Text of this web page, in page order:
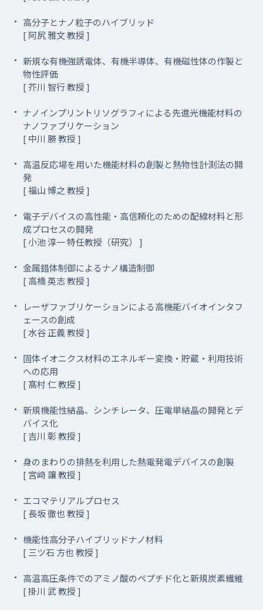
高分子とナノ粒子のハイブリッド
[ 阿尻 雅文 教授 ]
新規な有機強誘電体、有機半導体、有機磁性体の作製と
物性評価
[ 芥川 智行 教授 ]
ナノインプリントリソグラフィによる先進光機能材料の
ナノファブリケーション
[ 中川 勝 教授 ]
高温反応場を用いた機能材料の創製と熱物性計測法の開
発
[ 福山 博之 教授 ]
電子デバイスの高性能・高信頼化のための配線材料と形
成プロセスの開発
[ 小池 淳一 特任教授（研究） ]
金属錯体制御によるナノ構造制御
[ 高橋 英志 教授 ]
レーザファブリケーションによる高機能バイオインタフ
ェースの創成
[ 水谷 正義 教授 ]
固体イオニクス材料のエネルギー変換・貯蔵・利用技術
への応用
[ 髙村 仁 教授 ]
新規機能性結晶、シンチレータ、圧電単結晶の開発とデ
バイス化
[ 吉川 彰 教授 ]
身のまわりの排熱を利用した熱電発電デバイスの創製
[ 宮﨑 讓 教授 ]
エコマテリアルプロセス
[ 長坂 徹也 教授 ]
機能性高分子ハイブリッドナノ材料
[ 三ツ石 方也 教授 ]
高温高圧条件でのアミノ酸のペプチド化と新規炭素繊維
[ 掛川 武 教授 ]